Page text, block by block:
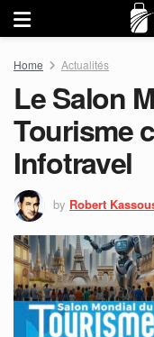
Home Actualités
Le Salon
Tourisme
Infotravel
by Robert